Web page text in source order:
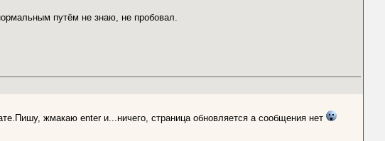
путём не знаю, не пробовал.
жмакаю enter и...ничего, страница обновляется а сообщения нет